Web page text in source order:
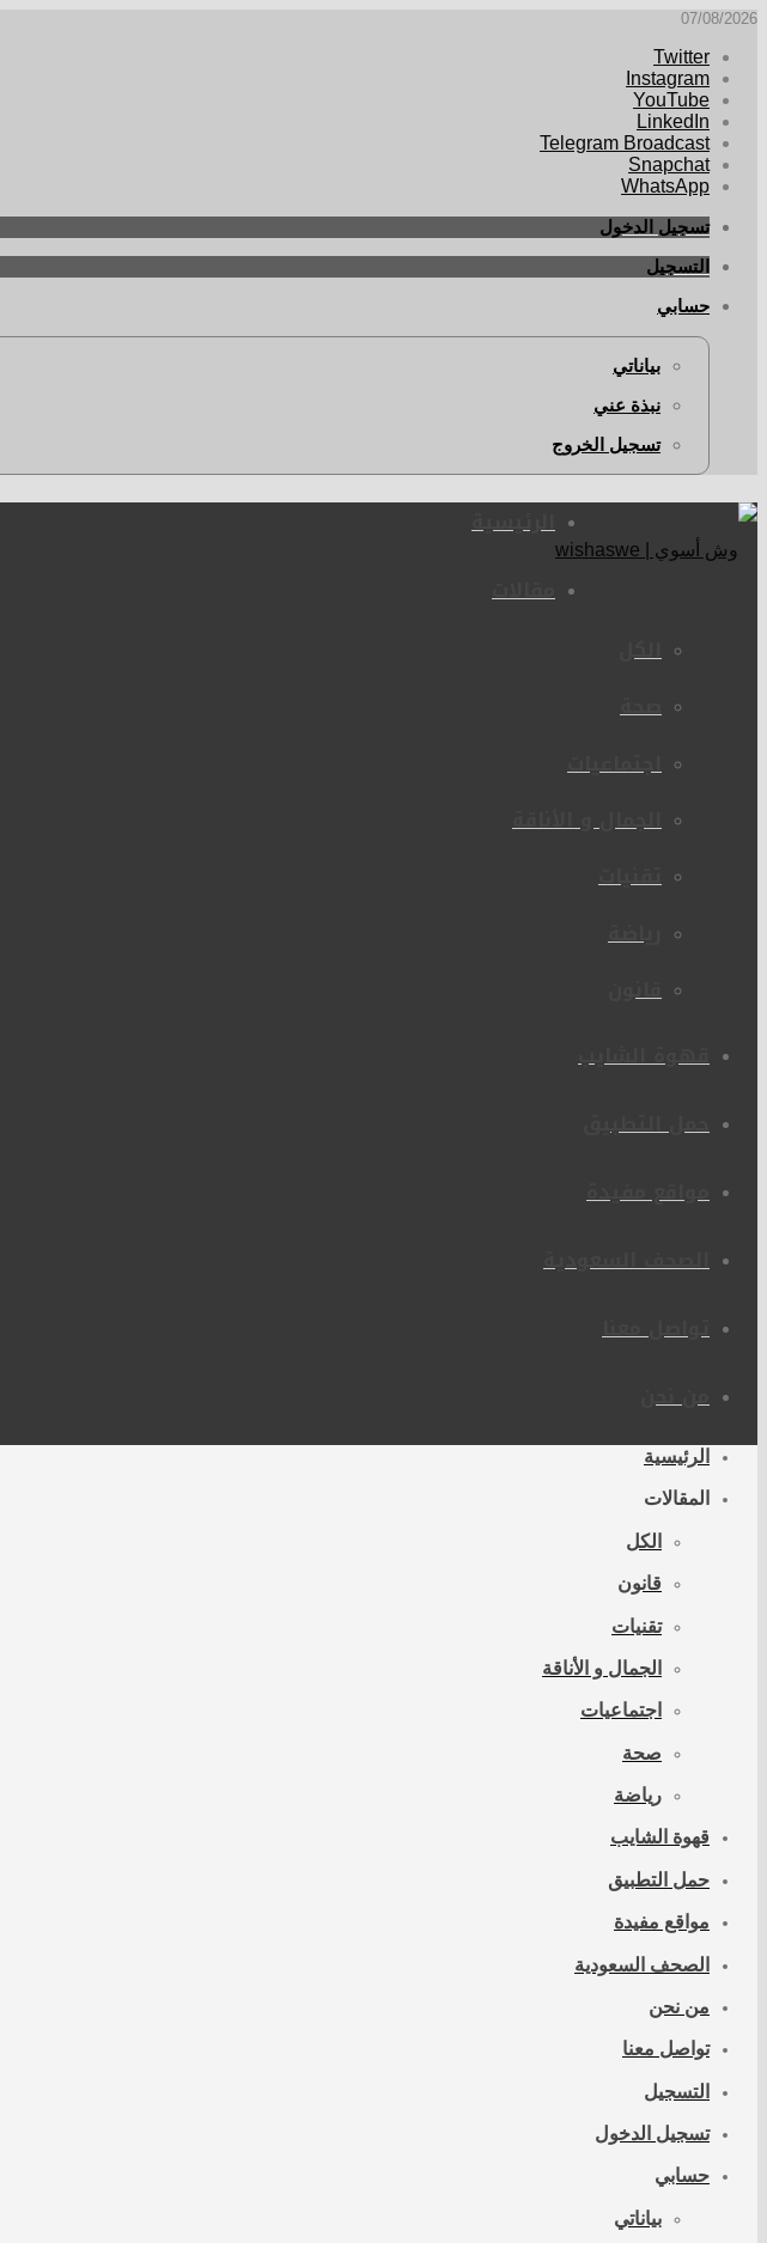
07/08/2026
Twitter
Instagram
YouTube
LinkedIn
Telegram Broadcast
Snapchat
WhatsApp
تسجيل الدخول
التسجيل
حسابي
بياناتي
نبذة عني
تسجيل الخروج
الرئيسية
مقالات
الكل
صحة
اجتماعيات
الجمال و الأناقة
تقنيات
رياضة
قانون
قهوة الشايب
حمل التطبيق
مواقع مفيدة
الصحف السعودية
تواصل معنا
من نحن
الرئيسية
المقالات
الكل
قانون
تقنيات
الجمال و الأناقة
اجتماعيات
صحة
رياضة
قهوة الشايب
حمل التطبيق
مواقع مفيدة
الصحف السعودية
من نحن
تواصل معنا
التسجيل
تسجيل الدخول
حسابي
بياناتي